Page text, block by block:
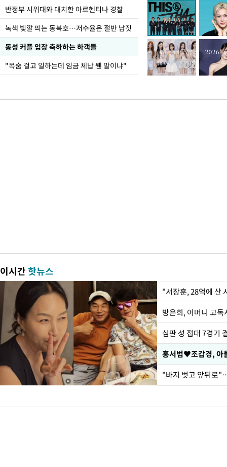
반정부 시위대와 대치한 아르헨티나 경찰
녹색 빛깔 띄는 동복호…저수율은 절반 남짓
동성 커플 입장 축하하는 하객들
"목숨 걸고 일하는데 임금 체납 웬 말이냐"
이시간핫뉴스
"서장훈, 28억에 산
방은희, 어머니 고
심판 성 접대 7경기
홍서범♥조갑경, 아
"바지 벗고 앞뒤로